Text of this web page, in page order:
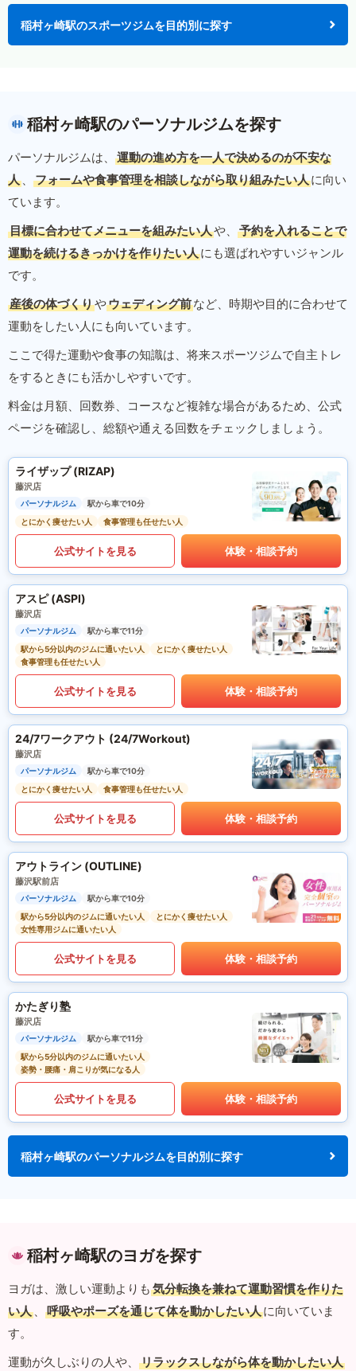
稲村ヶ崎駅のスポーツジムを目的別に探す
稲村ヶ崎駅のパーソナルジムを探す
パーソナルジムは、
運動の進め方を一人で決めるのが不安な
人 、 フォームや食事管理を相談しながら取り組みたい人に向い
ています。
目標に合わせてメニューを組みたい人や、
予約を入れることで
運動を続けるきっかけを作りたい人にも選ばれやすいジャンル
です。
産後の体づくりやウェディング前など、時期や目的に合わせて
運動をしたい人にも向いています。
ここで得た運動や食事の知識は、将来スポーツジムで自主トレ
をするときにも活かしやすいです。
料金は月額、回数券、コースなど複雑な場合があるため、公式
ページを確認し、総額や通える回数をチェックしましょう。
ライザップ (RIZAP)
藤沢店
パーソナルジム
駅から車で10分
とにかく痩せたい人
食事管理も任せたい人
公式サイトを見る 体験・相談予約
アスピ (ASPI)
藤沢店
パーソナルジム
駅から車で11分
駅から5分以内のジムに通いたい人
とにかく痩せたい人
食事管理も任せたい人
公式サイトを見る 体験・相談予約
24/7ワークアウト (24/7Workout)
藤沢店
パーソナルジム
駅から車で10分
とにかく痩せたい人
食事管理も任せたい人
公式サイトを見る 体験・相談予約
アウトライン (OUTLINE)
藤沢駅前店
パーソナルジム
駅から車で10分
駅から5分以内のジムに通いたい人
とにかく痩せたい人
女性専用ジムに通いたい人
公式サイトを見る 体験・相談予約
かたぎり塾
藤沢店
パーソナルジム
駅から車で11分
駅から5分以内のジムに通いたい人
姿勢・腰痛・肩こりが気になる人
公式サイトを見る 体験・相談予約
稲村ヶ崎駅のパーソナルジムを目的別に探す
稲村ヶ崎駅のヨガを探す
ヨガは、激しい運動よりも 気分転換を兼ねて運動習慣を作りた
い人 、 呼吸やポーズを通じて体を動かしたい人に向いていま
す。
運動が久しぶりの人や、
リラックスしながら体を動かしたい人